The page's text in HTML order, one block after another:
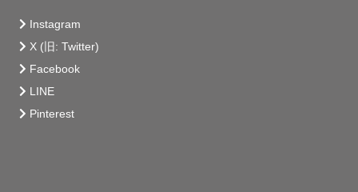
Instagram
X (旧: Twitter)
Facebook
LINE
Pinterest